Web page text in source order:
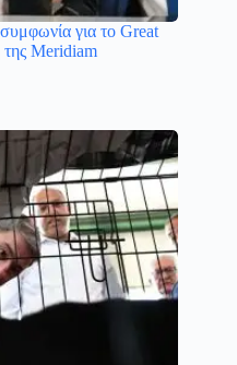
για το Great
Meridiam